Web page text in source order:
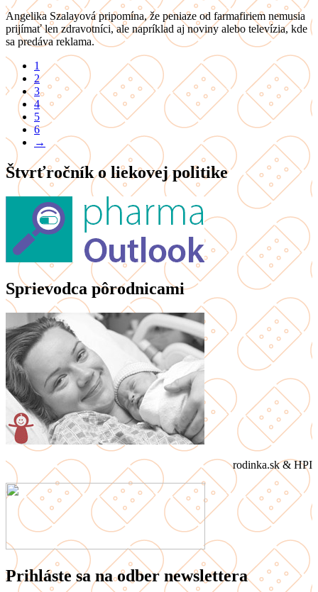
Angelika Szalayová pripomína, že peniaze od farmafiriem nemusia
prijímať len zdravotníci, ale napríklad aj noviny alebo televízia, kde
sa predáva reklama.
1
2
3
4
5
6
→
Štvrťročník o liekovej politike
Sprievodca pôrodnicami
rodinka.sk & HPI
Prihláste sa na odber newslettera